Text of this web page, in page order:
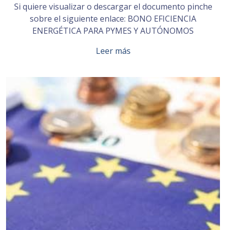
Si quiere visualizar o descargar el documento pinche
sobre el siguiente enlace: BONO EFICIENCIA
ENERGÉTICA PARA PYMES Y AUTÓNOMOS
Leer más